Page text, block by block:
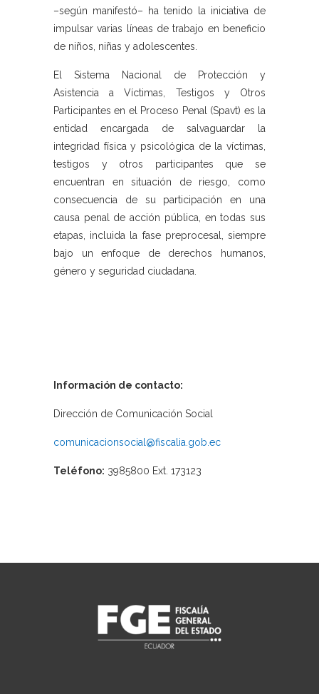
–según manifestó– ha tenido la iniciativa de
impulsar varias líneas de trabajo en beneficio
de niños, niñas y adolescentes.
El Sistema Nacional de Protección y
Asistencia a Víctimas, Testigos y Otros
Participantes en el Proceso Penal (Spavt) es la
entidad encargada de salvaguardar la
integridad física y psicológica de la víctimas,
testigos y otros participantes que se
encuentran en situación de riesgo, como
consecuencia de su participación en una
causa penal de acción pública, en todas sus
etapas, incluida la fase preprocesal, siempre
bajo un enfoque de derechos humanos,
género y seguridad ciudadana.
Información de contacto:
Dirección de Comunicación Social
comunicacionsocial@fiscalia.gob.ec
Teléfono: 3985800 Ext. 173123